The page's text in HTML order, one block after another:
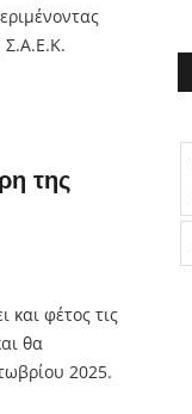
Σ.Α.Ε.Κ.
ιστορίας –
της
και φέτος τις
θα
2025.